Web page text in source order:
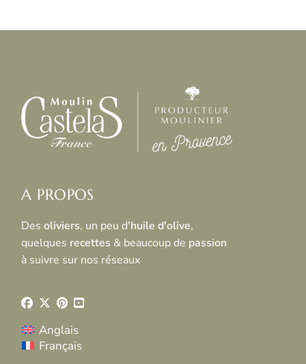
A PROPOS
Desoliviers, un peu d'huile d'olive,
quelques recettes & beaucoup de passion
à suivre sur nos réseaux
Anglais
Français